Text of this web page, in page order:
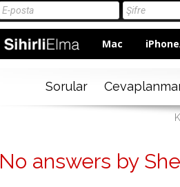
Mac
Sorular
No answers by